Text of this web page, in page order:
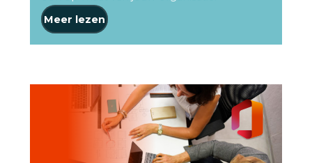
Meer lezen